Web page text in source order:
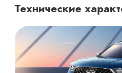
Технические